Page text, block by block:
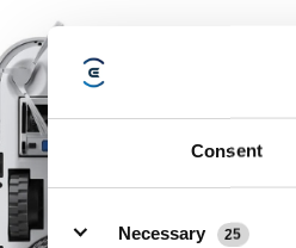
Consent
Necessary
25